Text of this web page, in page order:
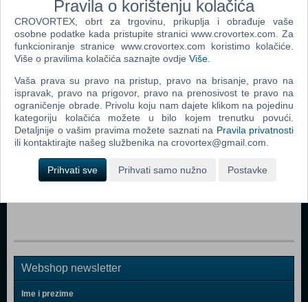
Dodaj u košaricu
Popularno
Shrek The Third (N) (PC)
Tomb Raider: Anniversary (PC)
Fahrenheit (N) (PC)
Dreamfall: The Longest Journey (PC)
Pirates Of The Caribbean: Legend Of Jack Sparrow (PC)
Webshop newsletter
Ime i prezime
Pravila o korištenju kolačića
CROVORTEX, obrt za trgovinu, prikuplja i obrađuje vaše
osobne podatke kada pristupite stranici www.crovortex.com. Za
funkcioniranje stranice www.crovortex.com koristimo kolačiće.
Više o pravilima kolačića saznajte ovdje Više
Vaša prava su pravo na pristup, pravo na brisanje, pravo na
ispravak, pravo na prigovor, pravo na prenosivost te pravo na
ograničenje obrade. Privolu koju nam dajete klikom na pojedinu
kategoriju kolačića možete u bilo kojem trenutku povući.
Detaljnije o vašim pravima možete saznati na Pravila privatnosti
ili kontaktirajte našeg službenika na crovortex@gmail.com.
Prihvati sve Prihvati samo nužno Postavke